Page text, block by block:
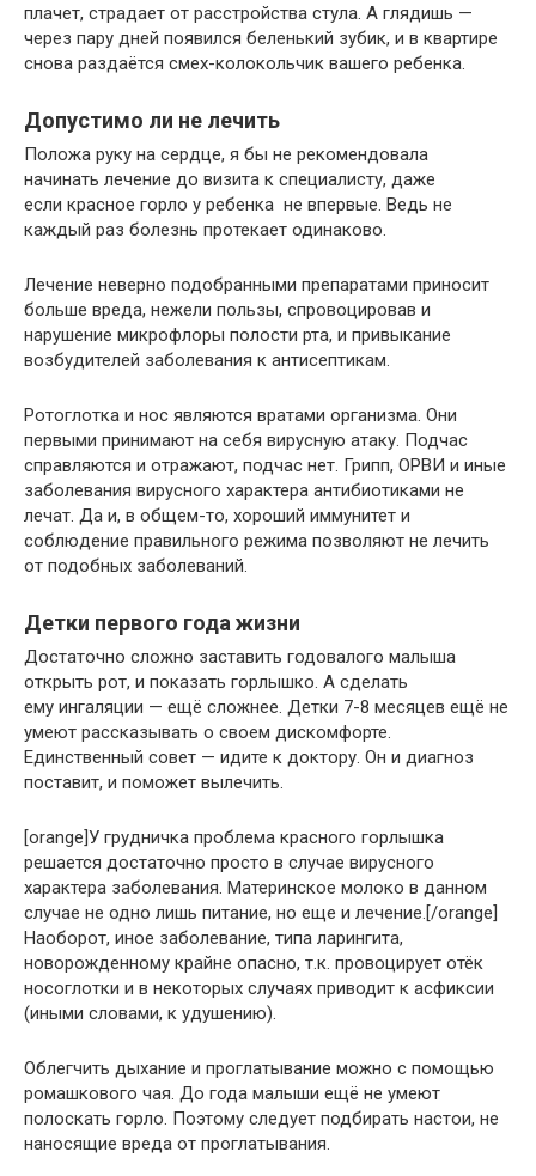
плачет, страдает от расстройства стула. А глядишь —
через пару дней появился беленький зубик, и в квартире
снова раздаётся смех-колокольчик вашего ребенка.
Допустимо ли не лечить
Положа руку на сердце, я бы не рекомендовала
начинать лечение до визита к специалисту, даже
если красное горло у ребенка не впервые. Ведь не
каждый раз болезнь протекает одинаково.
Лечение неверно подобранными препаратами приносит
больше вреда, нежели пользы, спровоцировав и
нарушение микрофлоры полости рта, и привыкание
возбудителей заболевания к антисептикам.
Ротоглотка и нос являются вратами организма. Они
первыми принимают на себя вирусную атаку. Подчас
справляются и отражают, подчас нет. Грипп, ОРВИ и иные
заболевания вирусного характера антибиотиками не
лечат. Да и, в общем-то, хороший иммунитет и
соблюдение правильного режима позволяют не лечить
от подобных заболеваний.
Детки первого года жизни
Достаточно сложно заставить годовалого малыша
открыть рот, и показать горлышко. А сделать
ему ингаляции — ещё сложнее. Детки 7-8 месяцев ещё не
умеют рассказывать о своем дискомфорте.
Единственный совет — идите к доктору. Он и диагноз
поставит, и поможет вылечить.
[orange]У грудничка проблема красного горлышка
решается достаточно просто в случае вирусного
характера заболевания. Материнское молоко в данном
случае не одно лишь питание, но еще и лечение.[/orange]
Наоборот, иное заболевание, типа ларингита,
новорожденному крайне опасно, т.к. провоцирует отёк
носоглотки и в некоторых случаях приводит к асфиксии
(иными словами, к удушению).
Облегчить дыхание и проглатывание можно с помощью
ромашкового чая. До года малыши ещё не умеют
полоскать горло. Поэтому следует подбирать настои, не
наносящие вреда от проглатывания.